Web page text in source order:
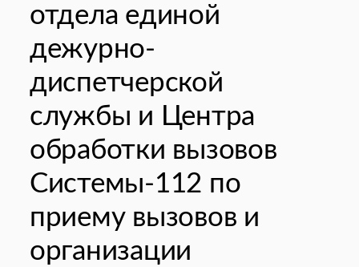
отдела единой
дежурно-
диспетчерской
службы и Центра
обработки вызовов
Системы-112 по
приему вызовов и
организации